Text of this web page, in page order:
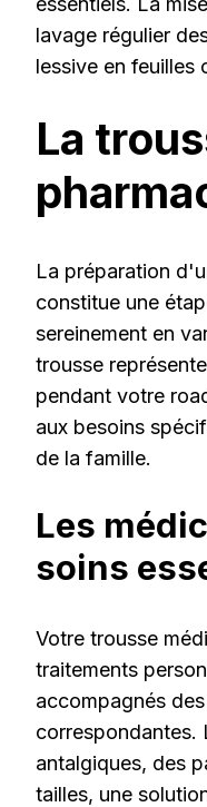
lavage régulier
lessive en feuilles
La
La préparation
constitue une
sereinement en
trousse
pendant votre
aux besoins
de la famille.
Les
soins
Votre trousse
traitements
accompagnés
correspondantes.
antalgiques, des
tailles, une